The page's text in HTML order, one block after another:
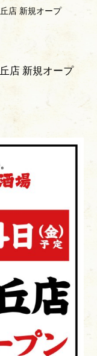
店 新規オープ
店 新規オープ